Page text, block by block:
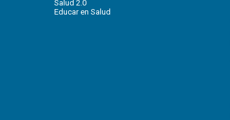
Salud 2.0
Educar en Salud